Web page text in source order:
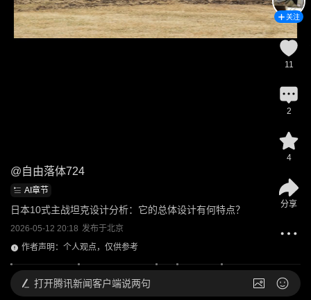
@自由落体724
AI章节
日本10式主战坦克设计分析：它的总体设计有何特点？
2026-05-12 20:18 发布于北京
作者声明：个人观点，仅供参考
关注
11
2
4
分享
打开腾讯新闻客户端说两句